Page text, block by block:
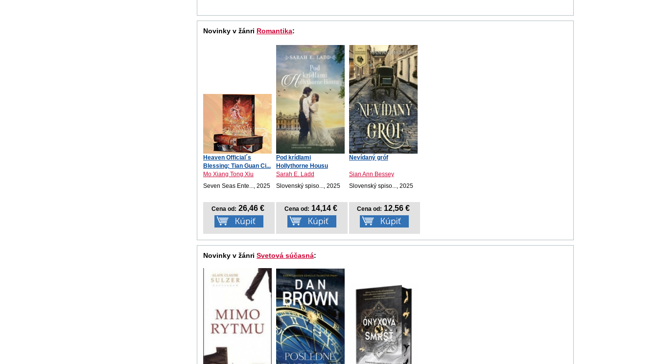
Novinky v žánri Romantika:
Heaven Official´s
Blessing: Tian Guan Ci...
Mo Xiang Tong Xiu
Seven Seas Ente..., 2025
Cena od: 26,46 €
Pod krídlami
Hollythorne Housu
Sarah E. Ladd
Slovenský spiso..., 2025
Cena od: 14,14 €
Nevídaný gróf
Sian Ann Bessey
Slovenský spiso..., 2025
Cena od: 12,56 €
Novinky v žánri Svetová súčasná: